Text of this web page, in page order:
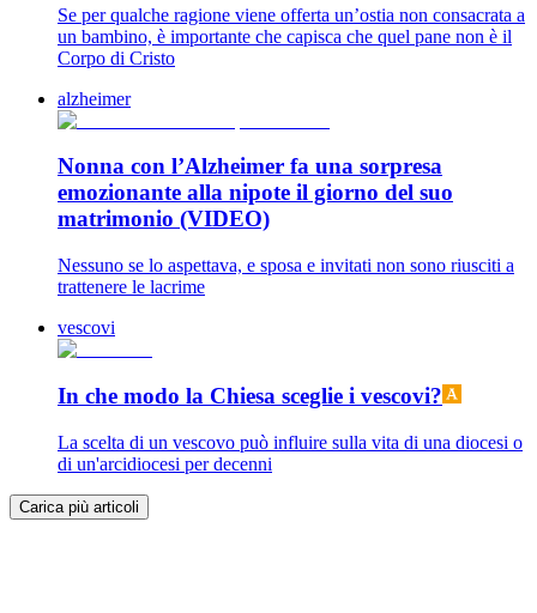
Se per qualche ragione viene offerta un’ostia non consacrata a
un bambino, è importante che capisca che quel pane non è il
Corpo di Cristo
alzheimer
Nonna con l’Alzheimer fa una sorpresa
emozionante alla nipote il giorno del suo
matrimonio (VIDEO)
Nessuno se lo aspettava, e sposa e invitati non sono riusciti a
trattenere le lacrime
vescovi
In che modo la Chiesa sceglie i vescovi?
La scelta di un vescovo può influire sulla vita di una diocesi o
di un'arcidiocesi per decenni
Carica più articoli